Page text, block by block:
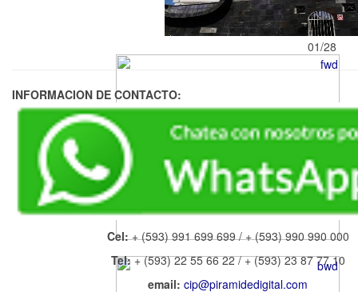
01/28
INFORMACION DE CONTACTO:
Cel:+ (593) 991 699 699 / + (593) 990 990 000
Tel:+ (593) 22 55 66 22 / + (593) 23 87 77 10
email: cip@piramidedigital.com